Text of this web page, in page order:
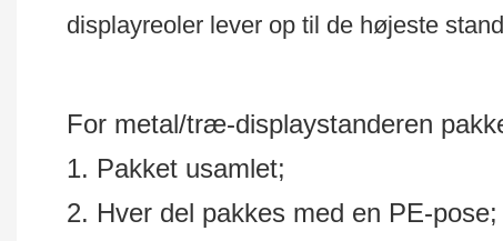
displayreoler lever op til de højeste
For metal/træ-displaystanderen
1. Pakket usamlet;
2. Hver del pakkes med en PE-pose;